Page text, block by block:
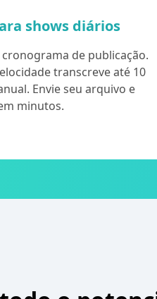
shows diários
de publicação.
transcreve até 10
Envie seu arquivo e
minutos.